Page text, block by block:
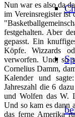
Nun war es also da
im Vereinsregister ist
festgehalten. Aber
gepasst. Ein
Köpfe. Wizzards
verworfen. Und, so
Cornelius Damm,
Kalender und
Jahreszahl die 6
und Wolfen das W.
Und so kam es dann
das ferne Amerika